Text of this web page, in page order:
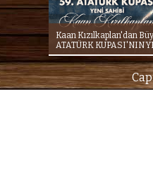
Kaan Kızılkaplan'dan
ATATÜRK KUPASI'NIN